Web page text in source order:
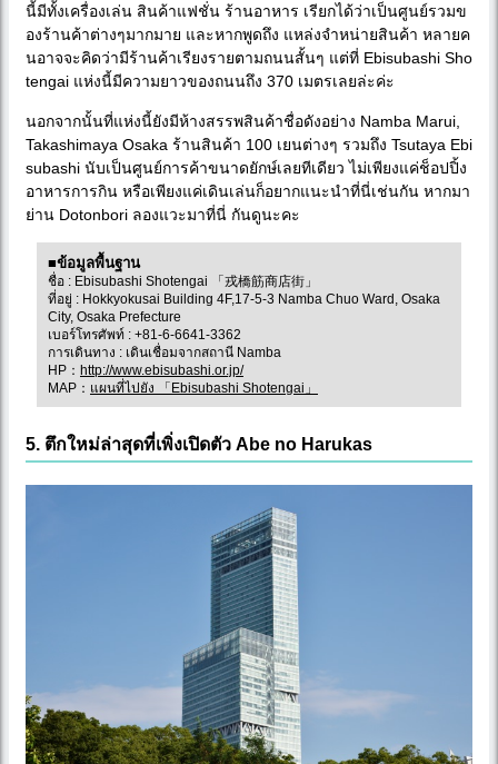
นี้มีทั้งเครื่องเล่น สินค้าแฟชั่น ร้านอาหาร เรียกได้ว่าเป็นศูนย์รวมข
องร้านค้าต่างๆมากมาย และหากพูดถึง แหล่งจำหน่ายสินค้า หลายค
นอาจจะคิดว่ามีร้านค้าเรียงรายตามถนนสั้นๆ แต่ที่ Ebisubashi Sho
tengai แห่งนี้มีความยาวของถนนถึง 370 เมตรเลยล่ะค่ะ
นอกจากนั้นที่แห่งนี้ยังมีห้างสรรพสินค้าชื่อดังอย่าง Namba Marui,
Takashimaya Osaka ร้านสินค้า 100 เยนต่างๆ รวมถึง Tsutaya Ebi
subashi นับเป็นศูนย์การค้าขนาดยักษ์เลยทีเดียว ไม่เพียงแค่ช็อปปิ้ง
อาหารการกิน หรือเพียงแค่เดินเล่นก็อยากแนะนำที่นี่เช่นกัน หากมา
ย่าน Dotonbori ลองแวะมาที่นี่ กันดูนะคะ
■ข้อมูลพื้นฐาน
ชื่อ : Ebisubashi Shotengai 「戎橋筋商店街」
ที่อยู่ : Hokkyokusai Building 4F,17-5-3 Namba Chuo Ward, Osaka
City, Osaka Prefecture
เบอร์โทรศัพท์ : +81-6-6641-3362
การเดินทาง : เดินเชื่อมจากสถานี Namba
HP： http://www.ebisubashi.or.jp/
MAP： แผนที่ไปยัง 「Ebisubashi Shotengai」
5. ตึกใหม่ล่าสุดที่เพิ่งเปิดตัว Abe no Harukas